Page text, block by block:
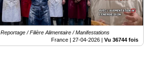
Reportage / Filière Alimentaire / Manifestations
France |27-04-2026 |Vu 36744 fois